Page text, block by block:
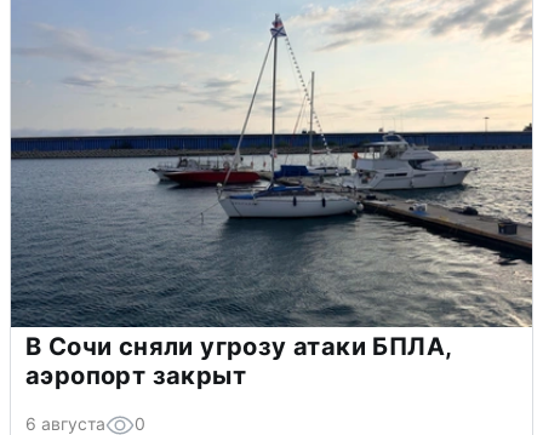
В Сочи сняли угрозу атаки БПЛА,
аэропорт закрыт
6 августа 0